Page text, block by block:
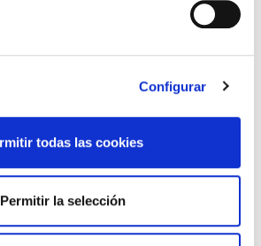
Configurar
todas las cookies
Permitir la selección
desciende de año en año.
y trabajadores que asumen cada vez más
hastiados por el abandono de los responsables
que las propuestas sindicales planteadas en las
cabe destacar: